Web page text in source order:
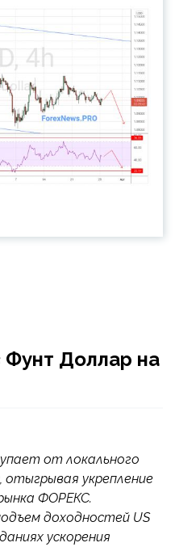
Фунт Доллар на
от локального
отыгрывая укрепление
ФОРЕКС.
доходностей US
ускорения